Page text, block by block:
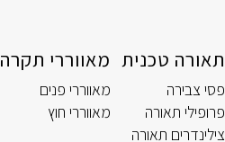
תאורה טכנית
פסי צבירה
פרופילי תאורה
צילינדרים תאורה
מאווררי תקרה
מאווררי פנים
מאווררי חוץ